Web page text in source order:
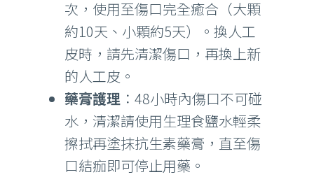
次，使用至傷口完全癒合（大顆
約10天、小顆約5天）。換人工
皮時，請先清潔傷口，再換上新
的人工皮。
藥膏護理 ：48小時內傷口不可碰
水，清潔請使用生理食鹽水輕柔
擦拭再塗抹抗生素藥膏，直至傷
口結痂即可停止用藥。